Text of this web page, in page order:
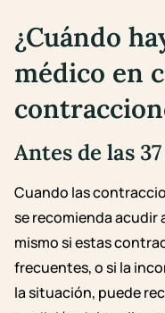
¿Cuándo
médico en
Antes de las
Cuando las
se recomienda acudir
mismo si estas
frecuentes, o si la
la situación, puede